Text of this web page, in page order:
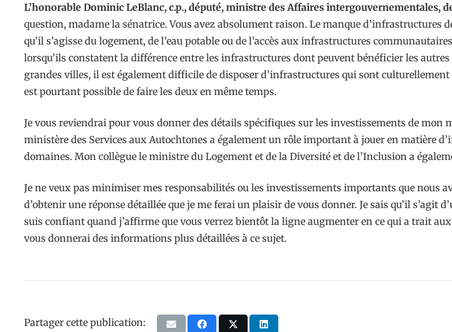
L’honorable Dominic LeBlanc, c.p., député, ministre des Affaires intergouvernementales,
question, madame la sénatrice. Vous avez absolument raison. Le manque d’infrastructures
qu’il s’agisse du logement, de l’eau potable ou de l’accès aux infrastructures
lorsqu’ils constatent la différence entre les infrastructures dont peuvent bénéficier les
grandes villes, il est également difficile de disposer d’infrastructures qui sont
est pourtant possible de faire les deux en même temps.
Je vous reviendrai pour vous donner des détails spécifiques sur les investissements de
ministère des Services aux Autochtones a également un rôle important à jouer en matière
domaines. Mon collègue le ministre du Logement et de la Diversité et de l’Inclusion a
Je ne veux pas minimiser mes responsabilités ou les investissements importants que nous
d’obtenir une réponse détaillée que je me ferai un plaisir de vous donner. Je sais qu’il s’agit
suis confiant quand j’affirme que vous verrez bientôt la ligne augmenter en ce qui a trait
vous donnerai des informations plus détaillées à ce sujet.
Partager cette publication: